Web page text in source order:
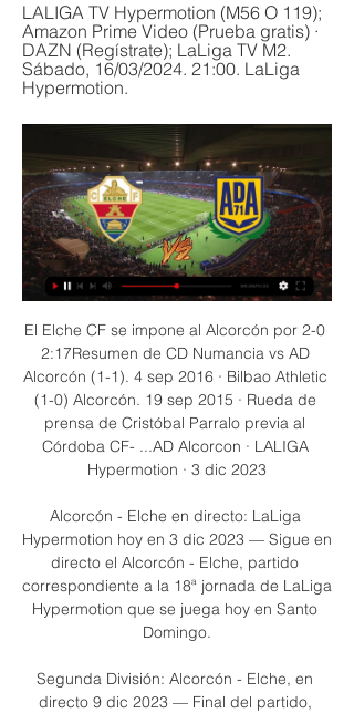
LALIGA TV Hypermotion (M56 O 119);
Amazon Prime Video (Prueba gratis) ·
DAZN (Regístrate); LaLiga TV M2.
Sábado, 16/03/2024. 21:00. LaLiga
Hypermotion.
El Elche CF se impone al Alcorcón por 2-0
2:17Resumen de CD Numancia vs AD
Alcorcón (1-1). 4 sep 2016 · Bilbao Athletic
(1-0) Alcorcón. 19 sep 2015 · Rueda de
prensa de Cristóbal Parralo previa al
Córdoba CF- ...AD Alcorcon · LALIGA
Hypermotion · 3 dic 2023
Alcorcón - Elche en directo: LaLiga
Hypermotion hoy en 3 dic 2023 — Sigue en
directo el Alcorcón - Elche, partido
correspondiente a la 18ª jornada de LaLiga
Hypermotion que se juega hoy en Santo
Domingo.
Segunda División: Alcorcón - Elche, en
directo 9 dic 2023 — Final del partido,